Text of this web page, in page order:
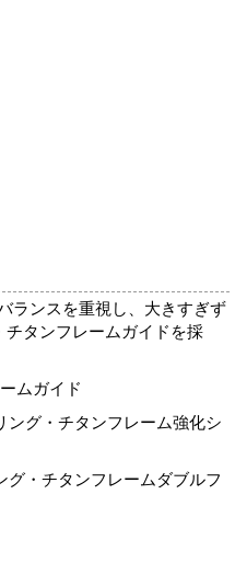
ランスを重視し、大きすぎず
タンフレームガイドを採
ムガイド
ング・チタンフレーム強化シ
グ・チタンフレームダブルフ